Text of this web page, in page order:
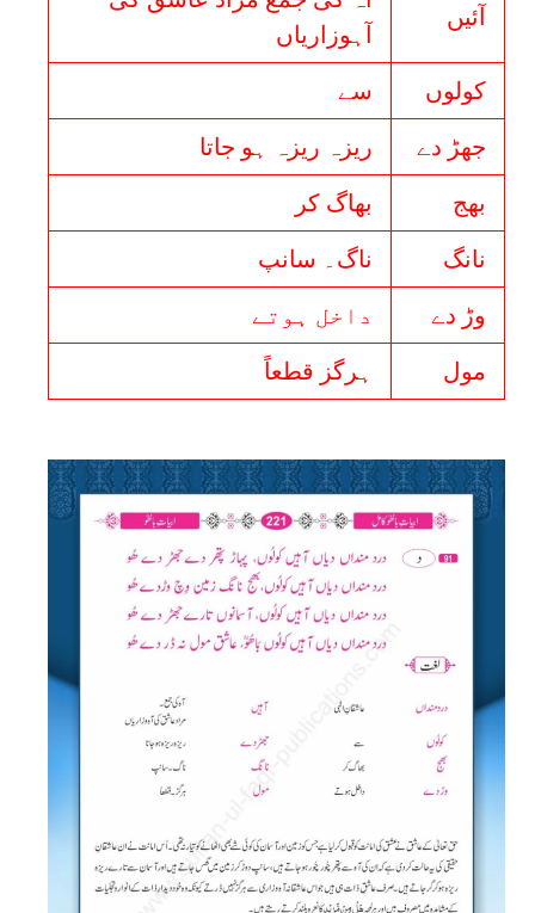
آئیں
آہوزاریاں
کولوں سے
جھڑ دے ریزہ ریزہ ہو جاتا
بھج بھاگ کر
نانگ ناگ۔ سانپ
وڑ دے داخل ہوتے
مول ہرگز قطعاً